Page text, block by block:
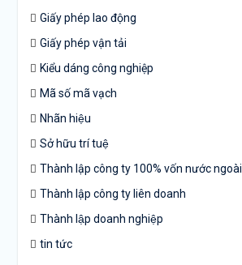
Giấy phép lao động
Giấy phép vận tải
Kiểu dáng công nghiệp
Mã số mã vạch
Nhãn hiệu
Sở hữu trí tuệ
Thành lập công ty 100% vốn nước ngoài
Thành lập công ty liên doanh
Thành lập doanh nghiệp
tin tức